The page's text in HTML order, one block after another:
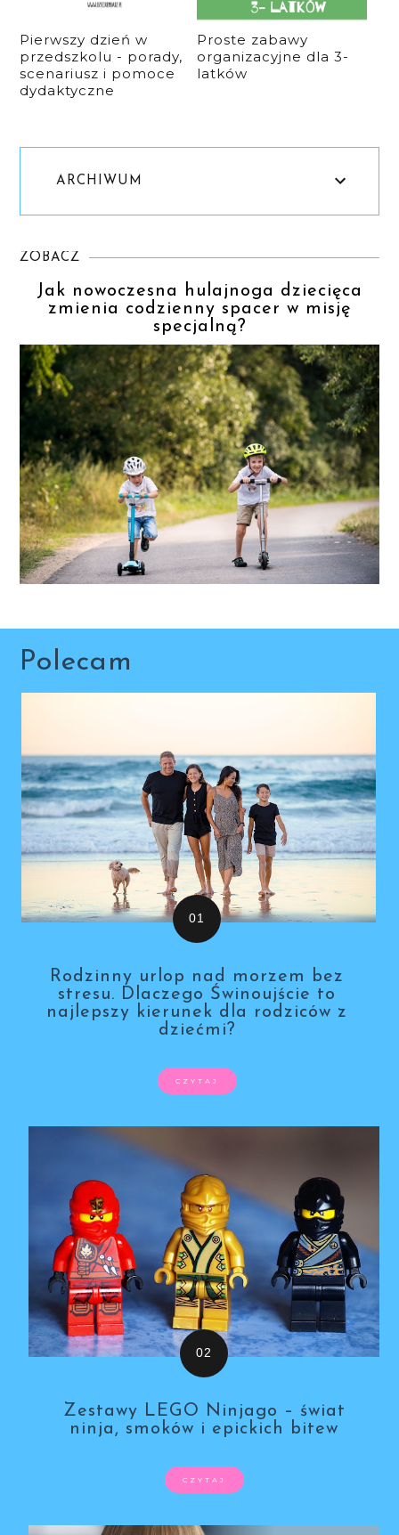
Pierwszy dzień w
przedszkolu - porady,
scenariusz i pomoce
dydaktyczne
Proste zabawy
organizacyjne dla 3-
latków
ARCHIWUM
ZOBACZ
Jak nowoczesna hulajnoga dziecięca
zmienia codzienny spacer w misję
specjalną?
Polecam
Rodzinny urlop nad morzem bez
stresu. Dlaczego Świnoujście to
najlepszy kierunek dla rodziców z
dziećmi?
CZYTAJ
Zestawy LEGO Ninjago – świat
ninja, smoków i epickich bitew
CZYTAJ